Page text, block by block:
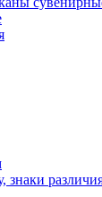
знаки